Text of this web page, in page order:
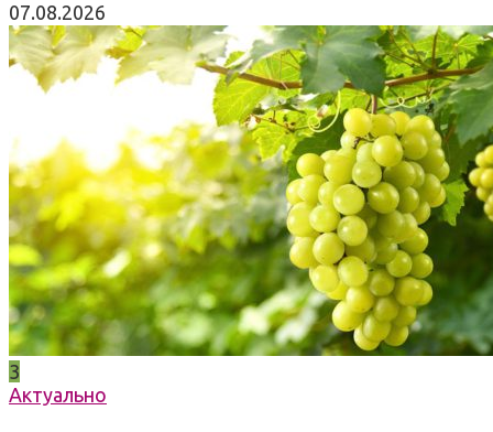
07.08.2026
3
Актуально